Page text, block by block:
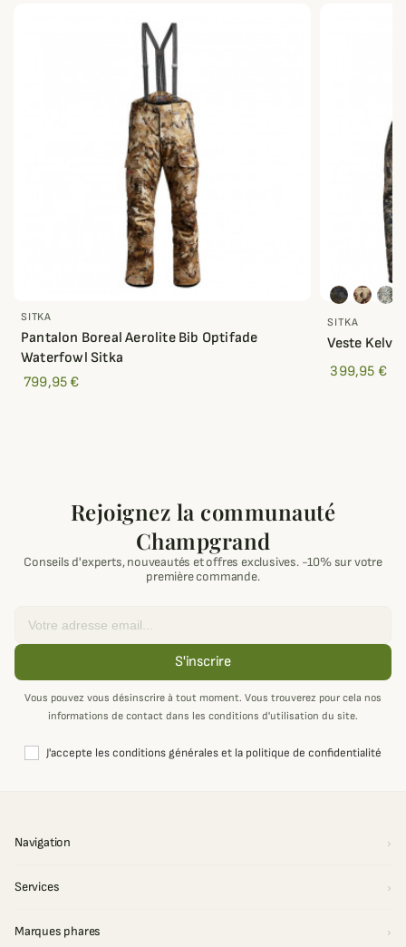
SITKA
Pantalon Boreal Aerolite Bib Optifade
Waterfowl Sitka
799,95 €
SITKA
Veste
399,95 €
Rejoignez la communauté
Champgrand
Conseils d'experts, nouveautés et offres exclusives. -10% sur votre
première commande.
S'inscrire
Vous pouvez vous désinscrire à tout moment. Vous trouverez pour cela nos
informations de contact dans les conditions d'utilisation du site.
J'accepte les conditions générales et la politique de confidentialité
Navigation
Services
Marques phares